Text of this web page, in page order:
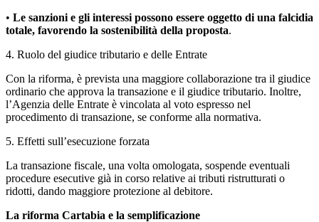
• Le sanzioni e gli interessi possono essere oggetto di una falcidia
totale, favorendo la sostenibilità della proposta.
4. Ruolo del giudice tributario e delle Entrate
Con la riforma, è prevista una maggiore collaborazione tra il giudice
ordinario che approva la transazione e il giudice tributario. Inoltre,
l’Agenzia delle Entrate è vincolata al voto espresso nel
procedimento di transazione, se conforme alla normativa.
5. Effetti sull’esecuzione forzata
La transazione fiscale, una volta omologata, sospende eventuali
procedure esecutive già in corso relative ai tributi ristrutturati o
ridotti, dando maggiore protezione al debitore.
La riforma Cartabia e la semplificazione